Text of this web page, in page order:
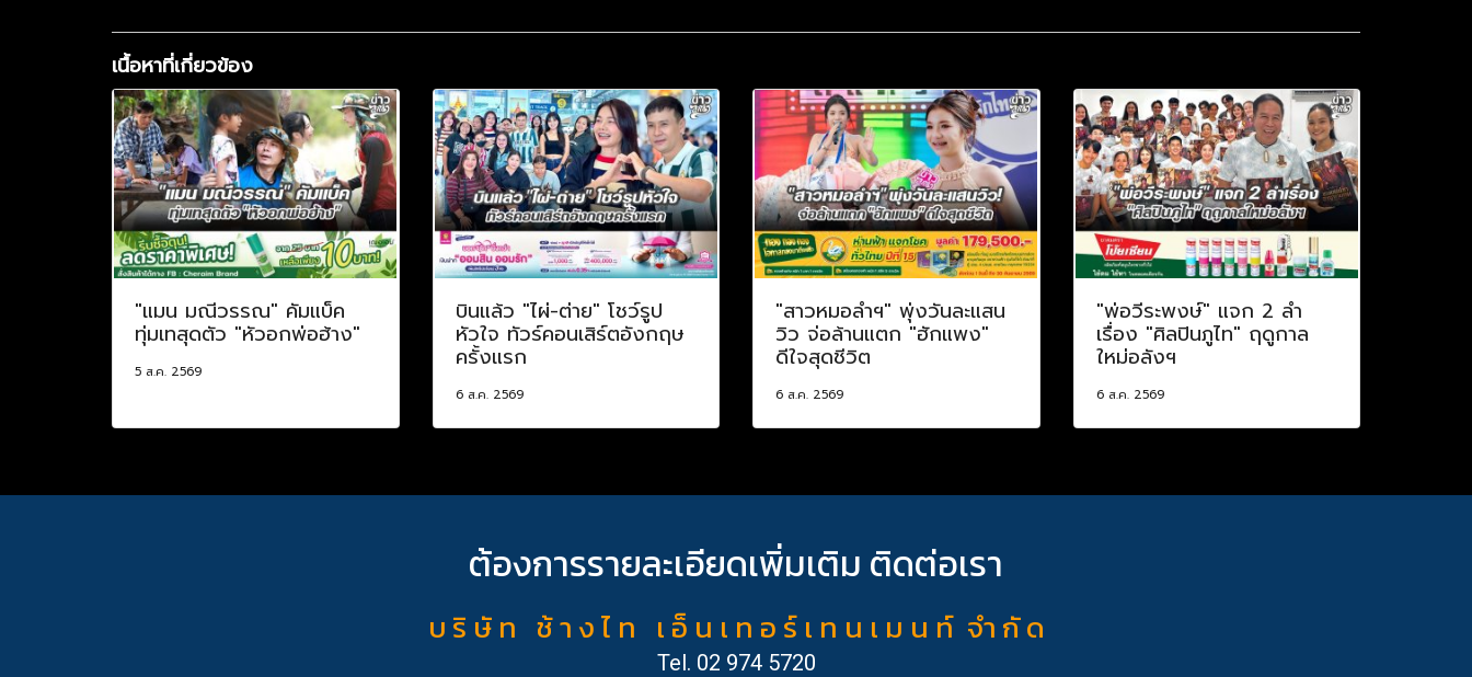
เนื้อหาที่เกี่ยวข้อง
"แมน มณีวรรณ" คัมแบ็ค
ทุ่มเทสุดตัว "หัวอกพ่อฮ้าง"
5 ส.ค. 2569
บินแล้ว "ไผ่-ต่าย" โชว์รูป
หัวใจ ทัวร์คอนเสิร์ตอังกฤษ
ครั้งแรก
6 ส.ค. 2569
"สาวหมอลำฯ" พุ่งวันละแสน
วิว จ่อล้านแตก "ฮักแพง"
ดีใจสุดชีวิต
6 ส.ค. 2569
"พ่อวีระพงษ์" แจก 2 ลำ
เรื่อง "ศิลปินภูไท" ฤดูกาล
ใหม่อลังฯ
6 ส.ค. 2569
ต้องการรายละเอียดเพิ่มเติม ติดต่อเรา
บ ริ ษั ท ช้ า ง ไ ท เ อ็ น เ ท อ ร์ เ ท น เ ม น ท์ จำ กั ด
Tel. 02 974 5720